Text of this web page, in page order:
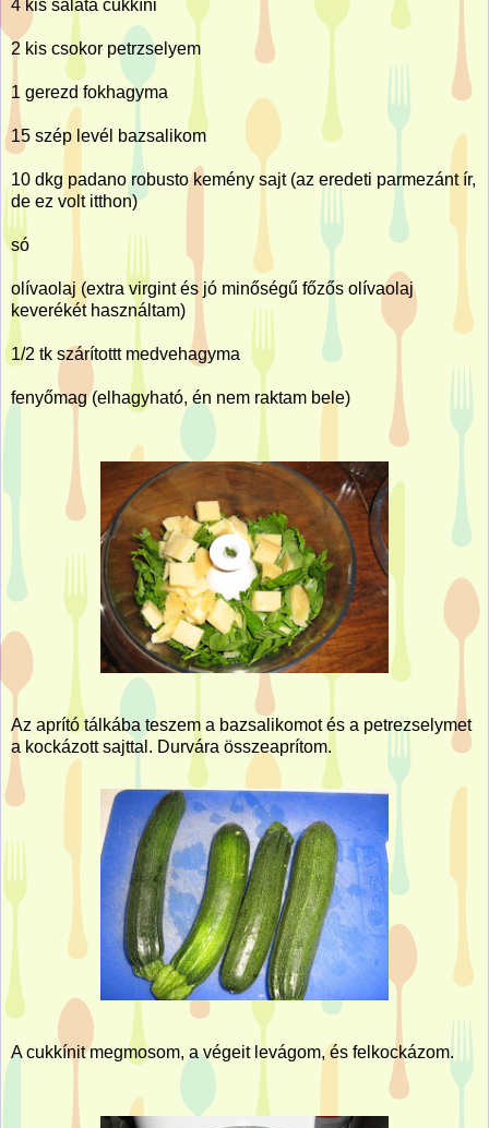
4 kis saláta cukkíni
2 kis csokor petrzselyem
1 gerezd fokhagyma
15 szép levél bazsalikom
10 dkg padano robusto kemény sajt (az eredeti parmezánt ír,
de ez volt itthon)
só
olívaolaj (extra virgint és jó minőségű főzős olívaolaj
keverékét használtam)
1/2 tk szárítottt medvehagyma
fenyőmag (elhagyható, én nem raktam bele)
Az aprító tálkába teszem a bazsalikomot és a petrezselymet
a kockázott sajttal. Durvára összeaprítom.
A cukkínit megmosom, a végeit levágom, és felkockázom.